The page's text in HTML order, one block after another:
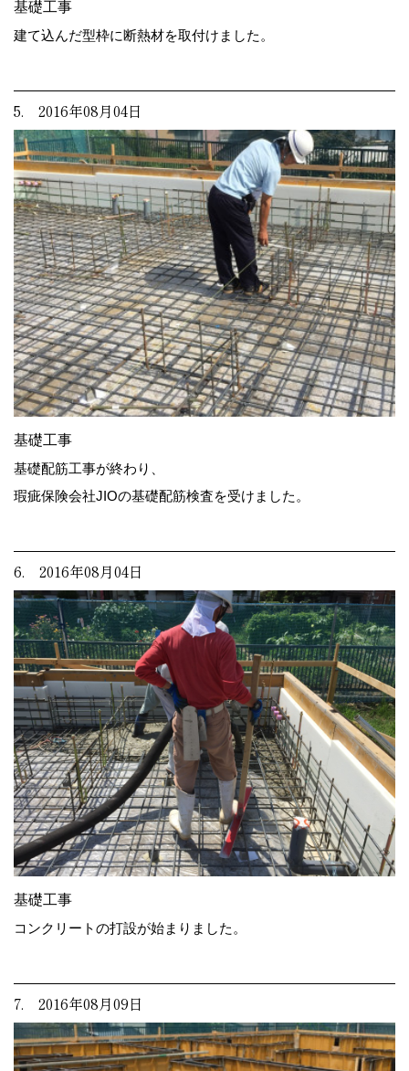
基礎工事
建て込んだ型枠に断熱材を取付けました。
5. 2016年08月04日
基礎工事
基礎配筋工事が終わり、
瑕疵保険会社JIOの基礎配筋検査を受けました。
6. 2016年08月04日
基礎工事
コンクリートの打設が始まりました。
7. 2016年08月09日